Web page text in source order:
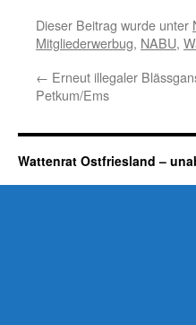
Dieser Beitrag wurde unter
Mitgliederwerbug, NABU,
← Erneut illegaler
Petkum/Ems
Wattenrat Ostfriesland –